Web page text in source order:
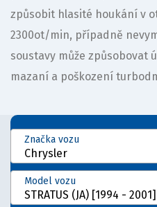
způsobit hlasité houkání v
2300ot/min, případně
soustavy může způsobovat
mazaní a poškození
Chrysler
Značka vozu
STRATUS (JA) [1994 - 2001]
Model vozu